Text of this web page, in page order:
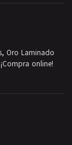
Oro Laminado
online!